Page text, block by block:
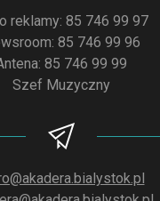
reklamy: 85 746 99 97
85 746 99 96
85 746 99 99
Szef Muzyczny